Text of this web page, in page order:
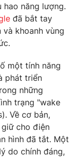
hao năng lượng.
đã bắt tay
khoanh vùng
một tính năng
phát triển
những
trạng "wake
Về cơ bản,
cho điện
hình đã tắt. Một
do chính đáng,